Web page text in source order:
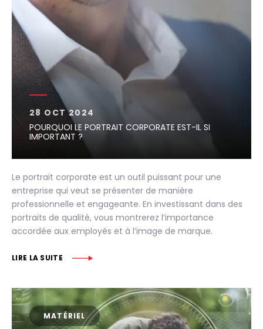
28 OCT 2024
POURQUOI LE PORTRAIT CORPORATE EST-IL SI
IMPORTANT ?
Le portrait corporate est un outil puissant pour une
entreprise qui veut se présenter de manière
professionnelle et engageante. En investissant dans des
portraits de qualité, vous montrerez l’importance
accordée aux employés et à l’image de marque.
LIRE LA SUITE
MATÉRIEL